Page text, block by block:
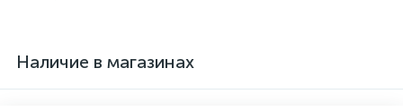
Наличие в магазинах